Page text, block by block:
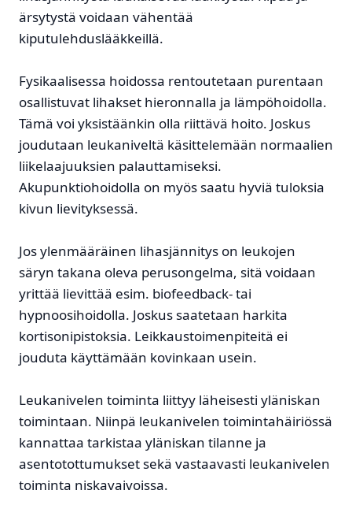
ärsytystä voidaan vähentää
kiputulehduslääkkeillä.
Fysikaalisessa hoidossa rentoutetaan purentaan
osallistuvat lihakset hieronnalla ja lämpöhoidolla.
Tämä voi yksistäänkin olla riittävä hoito. Joskus
joudutaan leukaniveltä käsittelemään normaalien
liikelaajuuksien palauttamiseksi.
Akupunktiohoidolla on myös saatu hyviä tuloksia
kivun lievityksessä.
Jos ylenmääräinen lihasjännitys on leukojen
säryn takana oleva perusongelma, sitä voidaan
yrittää lievittää esim. biofeedback- tai
hypnoosihoidolla. Joskus saatetaan harkita
kortisonipistoksia. Leikkaustoimenpiteitä ei
jouduta käyttämään kovinkaan usein.
Leukanivelen toiminta liittyy läheisesti yläniskan
toimintaan. Niinpä leukanivelen toimintahäiriössä
kannattaa tarkistaa yläniskan tilanne ja
asentotottumukset sekä vastaavasti leukanivelen
toiminta niskavaivoissa.